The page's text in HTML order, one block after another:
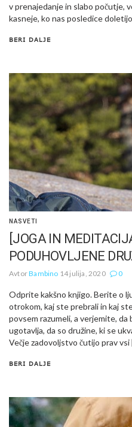
v prenajedanje in slabo počutje,
kasneje, ko nas posledice
BERI DALJE
NASVETI
[JOGA IN
PODUHOVLJENE
AvtorBambino 14 julija, 2020 0
Odprite kakšno knjigo. Berite o
otrokom, kaj ste prebrali in kaj
povsem razumeli, a verjemite, da
ugotavlja, da so družine, ki se
Večje zadovoljstvo čutijo prav vsi
BERI DALJE